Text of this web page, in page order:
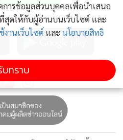
MGR Online
การข้อมูลส่วนบุคคลเพื่อนำเสนอ
ดให้กับผู้อ่านบนเว็บไซต์ และ
งานเว็บไซต์ และ นโยบายสิทธิ
บทราบ